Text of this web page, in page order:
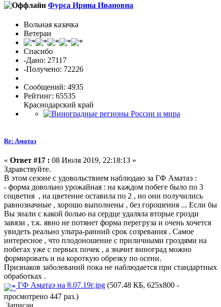
Фурса Ирина Ивановна
Вольная казачка
Ветеран
Спасибо
-Дано: 27117
-Получено: 72226
Сообщений: 4935
Рейтинг: 65535
Краснодарский край
Re: Аматаэ
« Ответ #17 : 08 Июля 2019, 22:18:13 »
Здравствуйте.
В этом сезоне с удовольствием наблюдаю за ГФ Аматаэ :
- форма довольно урожайная : на каждом побеге было по 3
соцветия , на цветение оставила по 2 , но они получились
равнозначные , хорошо выполнены , без горошения ... Если бы
Вы знали с какой болью на сердце удаляла вторые грозди
завязи , т.к. явно не потянет форма перегруза и очень хочется
увидеть реально ультра-ранний срок созревания . Самое
интересное , что плодоношение с приличными гроздями на
побегах уже с первых почек , а значит виноград можно
формировать и на короткую обрезку по осени.
Признаков заболеваний пока не наблюдается при стандартных
обработках .
ГФ Аматаэ на 8.07.19г.jpg (507.48 КБ, 625x800 -
просмотрено 447 раз.)